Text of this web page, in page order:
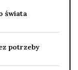
świata
potrzeby